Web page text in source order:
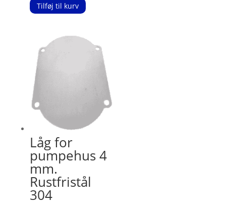
Tilføj til kurv
Låg for
pumpehus 4
mm.
Rustfristål
304